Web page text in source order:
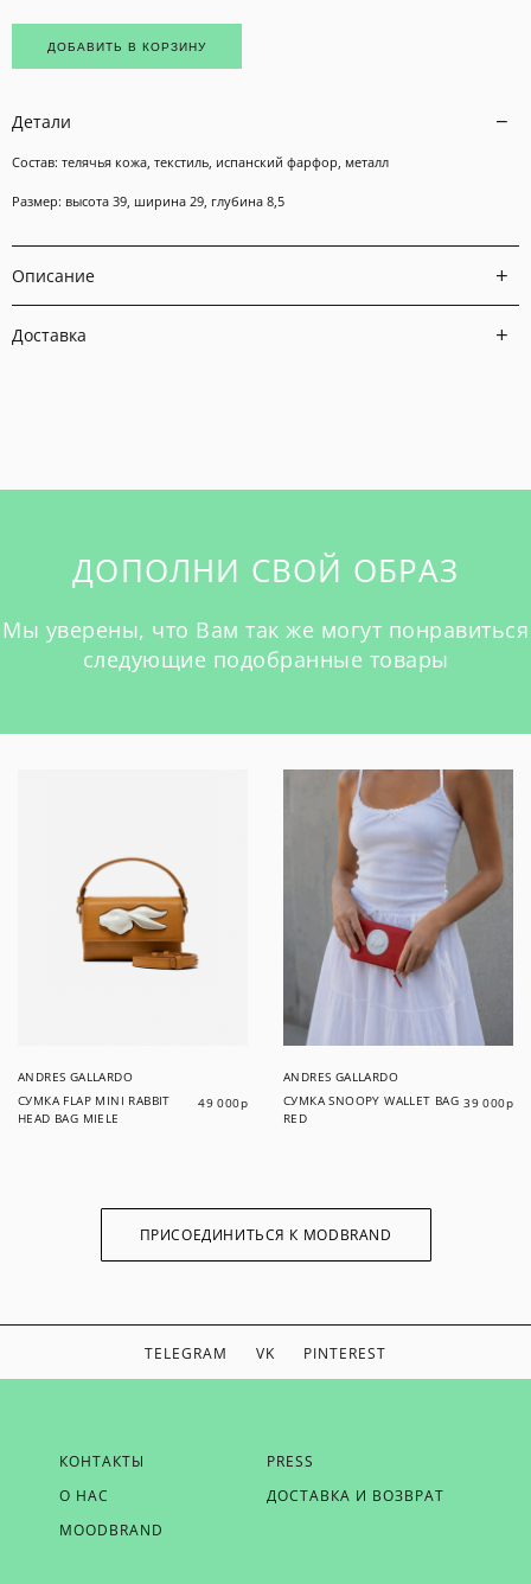
ДОБАВИТЬ В КОРЗИНУ
Детали
Состав: телячья кожа, текстиль, испанский фарфор, металл
Размер: высота 39, ширина 29, глубина 8,5
Описание
Доставка
ДОПОЛНИ СВОЙ ОБРАЗ
Мы уверены, что Вам так же могут понравиться
следующие подобранные товары
ANDRES GALLARDO
СУМКА FLAP MINI RABBIT
HEAD BAG MIELE
49 000р
ANDRES GALLARDO
СУМКА SNOOPY WALLET BAG
RED
39 000р
ПРИСОЕДИНИТЬСЯ К MODBRAND
TELEGRAM VK PINTEREST
КОНТАКТЫ
PRESS
О НАС
ДОСТАВКА И ВОЗВРАТ
MOODBRAND
ЕСЛИ ВЫ ХОТИТЕ БЫТЬ В КУРСЕ НАШИХ НОВОСТЕЙ,
ОТПРАВЬТЕ НАМ СВОЙ EMAIL